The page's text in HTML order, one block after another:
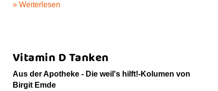
» Weiterlesen
Vitamin D Tanken
Aus der Apotheke - Die weil's hilft!-Kolumen von
Birgit Emde